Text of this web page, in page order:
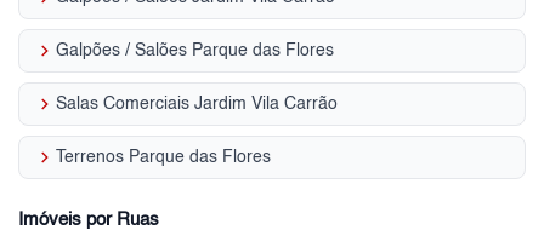
keyboard_arrow_right Galpões / Salões Parque das Flores
keyboard_arrow_right Salas Comerciais Jardim Vila Carrão
keyboard_arrow_right Terrenos Parque das Flores
Imóveis por Ruas